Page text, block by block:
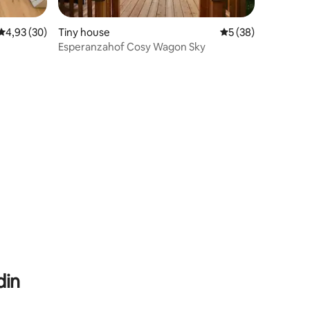
: 4,94 sur 5
moyenne sur la base de 30 commentaires : 4,93 sur 5
4,93 (30)
Tiny house Évaluation
5 (38)
Esperanzahof Cosy Wagon Sky